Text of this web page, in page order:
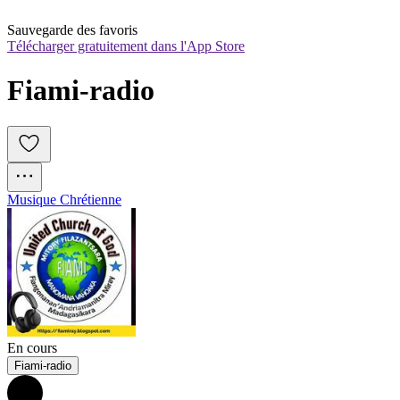
Sauvegarde des favoris
Télécharger gratuitement dans l'App Store
Fiami-radio
Musique Chrétienne
En cours
Fiami-radio